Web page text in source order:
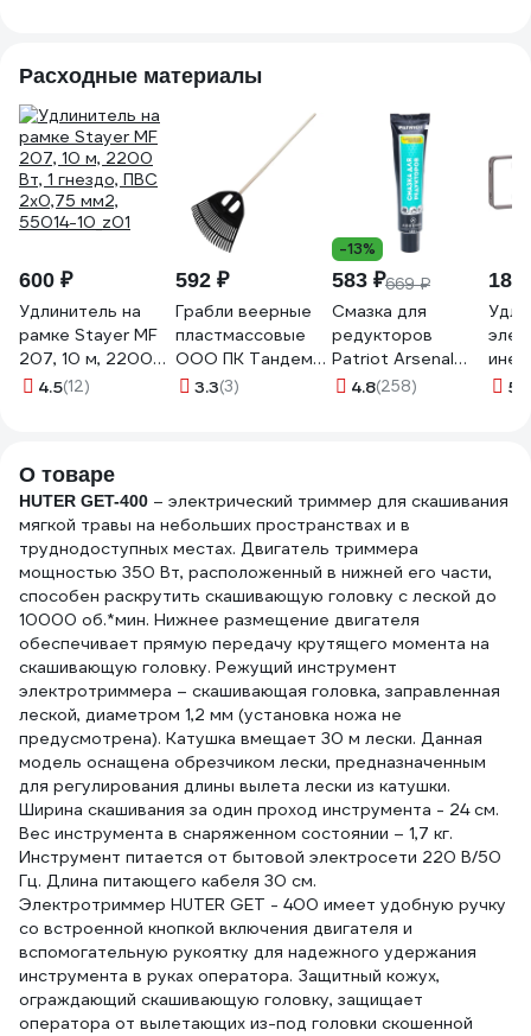
Расходные материалы
600 ₽
Удлинитель на
рамке Stayer MF
207, 10 м, 2200
Вт, 1 гнездо, ПВС
4.5(12)
592 ₽
Грабли веерные
пластмассовые
ООО ПК Тандем-
АГРО 23 зуба,
черенком Ф25мм
1200мм, 1 сорт
4670016437884
3.3(3)
-13%
583 ₽669 ₽
Смазка для
редукторов
Patriot Arsenal
AR-417 855400417
4.8(258)
18
5
О товаре
HUTER GET-400 – электрический триммер для скашивания
мягкой травы на небольших пространствах и в
труднодоступных местах. Двигатель триммера
мощностью 350 Вт, расположенный в нижней его части,
способен раскрутить скашивающую головку с леской до
10000 об.*мин. Нижнее размещение двигателя
обеспечивает прямую передачу крутящего момента на
скашивающую головку. Режущий инструмент
электротриммера – скашивающая головка, заправленная
леской, диаметром 1,2 мм (установка ножа не
предусмотрена). Катушка вмещает 30 м лески. Данная
модель оснащена обрезчиком лески, предназначенным
для регулирования длины вылета лески из катушки.
Ширина скашивания за один проход инструмента - 24 см.
Вес инструмента в снаряженном состоянии – 1,7 кг.
Инструмент питается от бытовой электросети 220 В/50
Гц. Длина питающего кабеля 30 см.
Электротриммер HUTER GET - 400 имеет удобную ручку
со встроенной кнопкой включения двигателя и
вспомогательную рукоятку для надежного удержания
инструмента в руках оператора. Защитный кожух,
ограждающий скашивающую головку, защищает
оператора от вылетающих из-под головки скошенной